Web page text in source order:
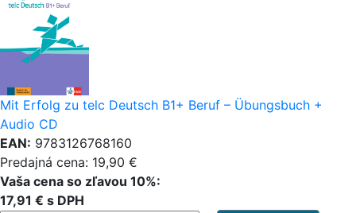
Mit Erfolg zu telc Deutsch B1+ Beruf – Übungsbuch +
Audio CD
EAN: 9783126768160
Predajná cena: 19,90 €
Vaša cena so zľavou 10%:
17,91 € s DPH